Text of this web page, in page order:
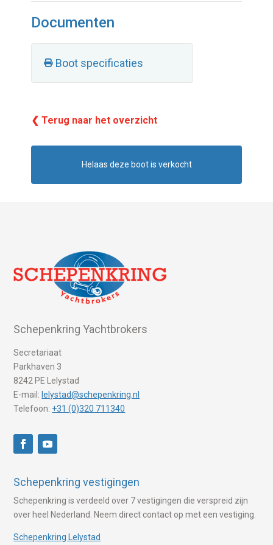
Documenten
Boot specificaties
❮ Terug naar het overzicht
Helaas deze boot is verkocht
Schepenkring Yachtbrokers
Secretariaat
Parkhaven 3
8242 PE Lelystad
E-mail: lelystad@schepenkring.nl
Telefoon: +31 (0)320 711340
Schepenkring vestigingen
Schepenkring is verdeeld over 7 vestigingen die verspreid zijn
over heel Nederland. Neem direct contact op met een vestiging.
Schepenkring Lelystad